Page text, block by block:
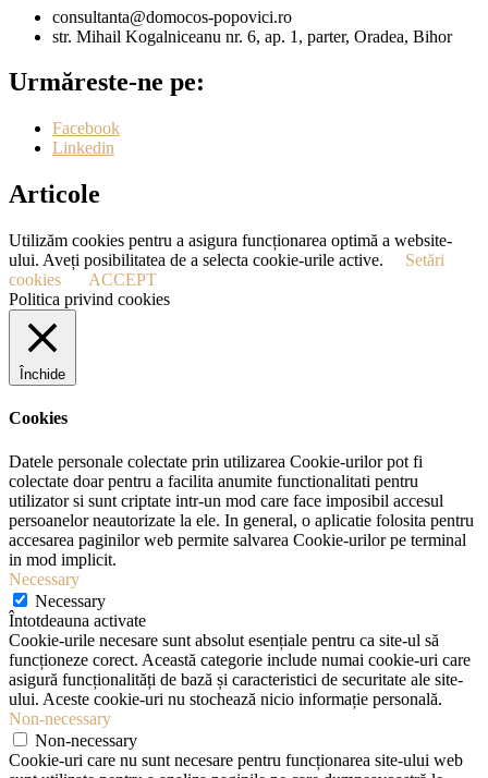
consultanta@domocos-popovici.ro
str. Mihail Kogalniceanu nr. 6, ap. 1, parter, Oradea, Bihor
Urmăreste-ne pe:
Facebook
Linkedin
Articole
Utilizăm cookies pentru a asigura funcționarea optimă a website-
ului. Aveți posibilitatea de a selecta cookie-urile active.
Setări
cookies
ACCEPT
Politica privind cookies
Închide
Cookies
Datele personale colectate prin utilizarea Cookie-urilor pot fi
colectate doar pentru a facilita anumite functionalitati pentru
utilizator si sunt criptate intr-un mod care face imposibil accesul
persoanelor neautorizate la ele. In general, o aplicatie folosita pentru
accesarea paginilor web permite salvarea Cookie-urilor pe terminal
in mod implicit.
Necessary
Necessary
Întotdeauna activate
Cookie-urile necesare sunt absolut esențiale pentru ca site-ul să
funcționeze corect. Această categorie include numai cookie-uri care
asigură funcționalități de bază și caracteristici de securitate ale site-
ului. Aceste cookie-uri nu stochează nicio informație personală.
Non-necessary
Non-necessary
Cookie-uri care nu sunt necesare pentru funcționarea site-ului web